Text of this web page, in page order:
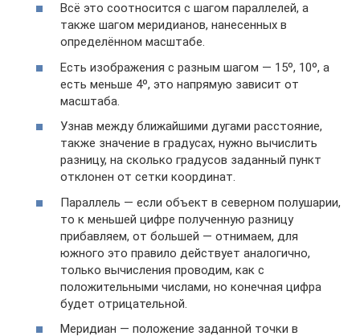
Всё это соотносится с шагом параллелей, а
также шагом меридианов, нанесенных в
определённом масштабе.
Есть изображения с разным шагом — 15º, 10º, а
есть меньше 4º, это напрямую зависит от
масштаба.
Узнав между ближайшими дугами расстояние,
также значение в градусах, нужно вычислить
разницу, на сколько градусов заданный пункт
отклонен от сетки координат.
Параллель — если объект в северном полушарии,
то к меньшей цифре полученную разницу
прибавляем, от большей — отнимаем, для
южного это правило действует аналогично,
только вычисления проводим, как с
положительными числами, но конечная цифра
будет отрицательной.
Меридиан — положение заданной точки в